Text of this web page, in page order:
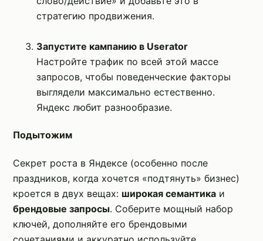
стратегию продвижения.
Запустите кампанию в Userator
Настройте трафик по всей этой массе
запросов, чтобы поведенческие факторы
выглядели максимально естественно.
Яндекс любит разнообразие.
Подытожим
Секрет роста в Яндексе (особенно после
праздников, когда хочется «подтянуть» бизнес)
кроется в двух вещах: широкая семантика и
брендовые запросы. Соберите мощный набор
ключей, дополняйте его брендовыми